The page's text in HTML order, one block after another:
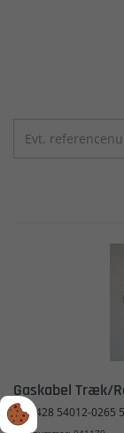
Gaskabel Træk/
03-0428 54012-0265